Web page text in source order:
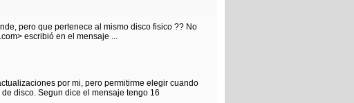
pero que pertenece al mismo disco fisico ?? No
escribió en el mensaje ...
por mi, pero permitirme elegir cuando
disco. Segun dice el mensaje tengo 16